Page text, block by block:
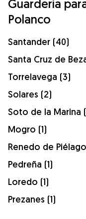
Guardería
Polanco
Santander (40)
Santa Cruz de
Torrelavega (3)
Solares (2)
Soto de la Marina
Mogro (1)
Renedo de
Pedreña (1)
Loredo (1)
Prezanes (1)